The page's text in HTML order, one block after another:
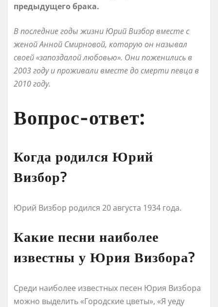
предыдущего брака.
В последние годы жизни Юрий Визбор вместе с
женой Анной Смирновой, которую он называл
своей «запоздалой любовью». Они поженились в
2003 году и проживали вместе до смерти певца в
2010 году.
Вопрос-ответ:
Когда родился Юрий
Визбор?
Юрий Визбор родился 20 августа 1934 года.
Какие песни наиболее
известны у Юрия Визбора?
Среди наиболее известных песен Юрия Визбора
можно выделить «Городские цветы», «Я уеду